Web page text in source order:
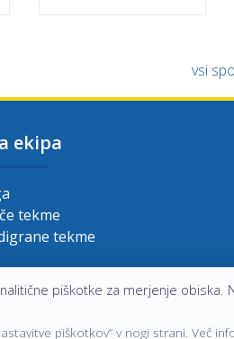
vsi
piškotke za merjenje obiska.
piškotkov” v nogi strani. Več
ekipa
tekme
tekme